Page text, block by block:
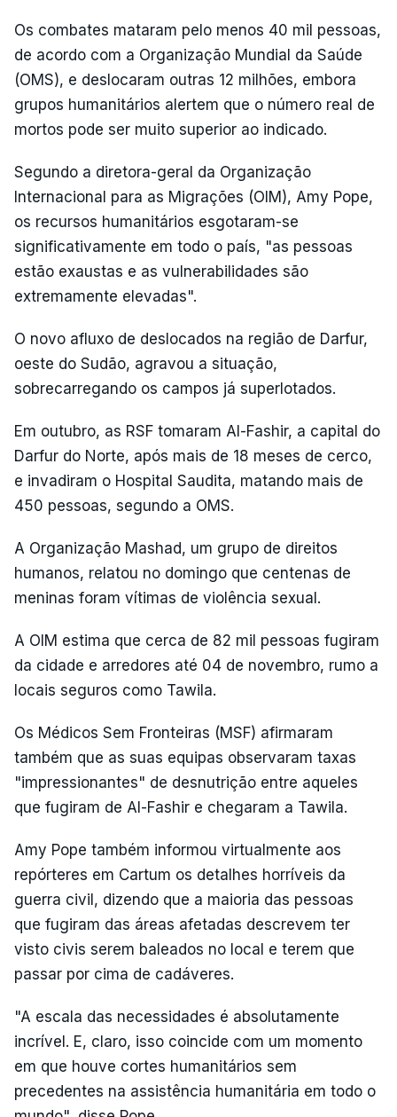
Os combates mataram pelo menos 40 mil pessoas,
de acordo com a Organização Mundial da Saúde
(OMS), e deslocaram outras 12 milhões, embora
grupos humanitários alertem que o número real de
mortos pode ser muito superior ao indicado.
Segundo a diretora-geral da Organização
Internacional para as Migrações (OIM), Amy Pope,
os recursos humanitários esgotaram-se
significativamente em todo o país, "as pessoas
estão exaustas e as vulnerabilidades são
extremamente elevadas".
O novo afluxo de deslocados na região de Darfur,
oeste do Sudão, agravou a situação,
sobrecarregando os campos já superlotados.
Em outubro, as RSF tomaram Al-Fashir, a capital do
Darfur do Norte, após mais de 18 meses de cerco,
e invadiram o Hospital Saudita, matando mais de
450 pessoas, segundo a OMS.
A Organização Mashad, um grupo de direitos
humanos, relatou no domingo que centenas de
meninas foram vítimas de violência sexual.
A OIM estima que cerca de 82 mil pessoas fugiram
da cidade e arredores até 04 de novembro, rumo a
locais seguros como Tawila.
Os Médicos Sem Fronteiras (MSF) afirmaram
também que as suas equipas observaram taxas
"impressionantes" de desnutrição entre aqueles
que fugiram de Al-Fashir e chegaram a Tawila.
Amy Pope também informou virtualmente aos
repórteres em Cartum os detalhes horríveis da
guerra civil, dizendo que a maioria das pessoas
que fugiram das áreas afetadas descrevem ter
visto civis serem baleados no local e terem que
passar por cima de cadáveres.
"A escala das necessidades é absolutamente
incrível. E, claro, isso coincide com um momento
em que houve cortes humanitários sem
precedentes na assistência humanitária em todo o